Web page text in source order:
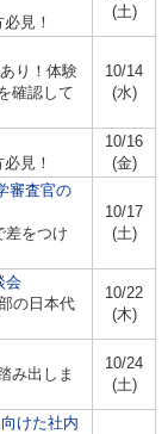
見！
(土)
り！体験
確認して
10/14
(水)
見！
10/16
(金)
審査官の
差をつけ
10/17
(土)
会
の日本代
10/22
(木)
み出しま
10/24
(土)
けた社内